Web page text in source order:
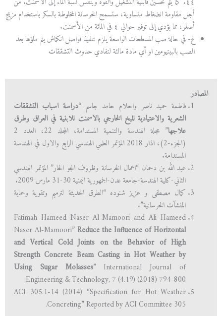
أجل مقاومة انضغاط متساوية، ستسمح الخرسانة المخلوطة بالسكر باستخدام مزيج
أصغر، مما يؤدي إلى توفير حوالي ٤ في المائة من الأسمنت.
غ‌- في حالة صب المسطحات الواسعة يلزم تنفيذ فواصل انكماش يتم ملؤها بعد
الصب بالبيتيومين او أي مادة مالئة لتفادي حدوث التشققات
المصادر
فاطمة حميد ناصر واحلام حامد جاسم “دراسة اسباب التشققات
الشعرية والاعتيادية للبخ الخارجي بالاسمنت للابنية في العراق وطرق
علاجها
” مجلة الهندسة والتنمية المستدامة، المجلد 22، العدد 2
(الجزء-2)، اذار 2018 المؤتمر العلمي الهندسي الرابع والاول في الهندسة
المستدامة.
عبد الله بن دحمان “اعمال الخرسانة وظروف الجو الحار” المؤتمر الهندسي
الثاني-كلية الهندسة-جامعة عدن-الجمهورية اليمنية 30-31 مارس 2009.
كمال مصطفى و عزيز شنوده “الطرق الحديثة لترميم وتقوية وحماية
المنشآت الخرسانية”.
Fatimah Hameed Naser Al-Mamoori and Ali Hameed
Naser Al-Mamoori”Reduce the Influence of Horizontal
and Vertical Cold Joints on the Behavior of High
Strength Concrete Beam Casting in Hot Weather by
Using Sugar Molasses” International Journal of
Engineering & Technology, 7 (4.19) (2018) 794-800.
ACI 305.1-14 (2014) “Specification for Hot Weather
Concreting” Reported by ACI Committee 305.